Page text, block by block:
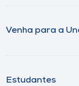
Venha para a
Estudantes